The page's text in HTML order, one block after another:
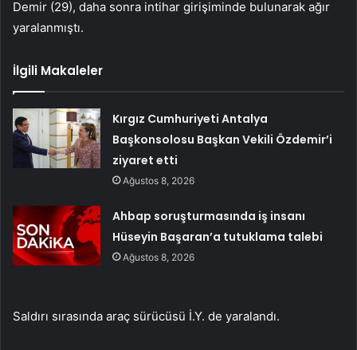
Demir (29), daha sonra intihar girişiminde bulunarak ağır
yaralanmıştı.
İlgili Makaleler
Kırgız Cumhuriyeti Antalya
Başkonsolosu Başkan Vekili Özdemir’i
ziyaret etti
Ağustos 8, 2026
Ahbap soruşturmasında iş insanı
Hüseyin Başaran’a tutuklama talebi
Ağustos 8, 2026
Saldırı sırasında araç sürücüsü İ.Y. de yaralandı.